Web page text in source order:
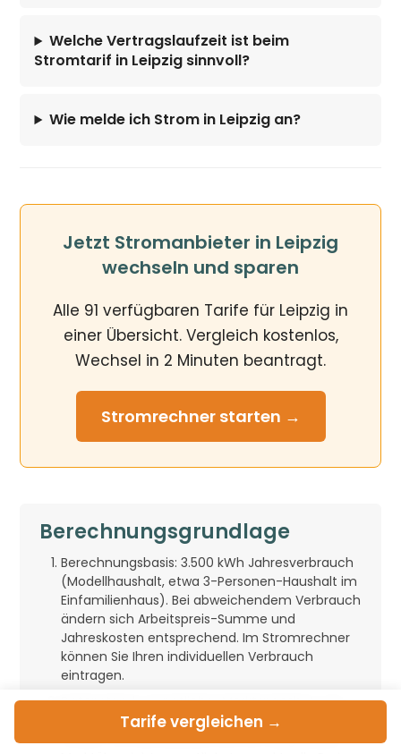
Welche Vertragslaufzeit ist beim
Stromtarif in Leipzig sinnvoll?
Wie melde ich Strom in Leipzig an?
Jetzt Stromanbieter in Leipzig
wechseln und sparen
Alle 91 verfügbaren Tarife für Leipzig in
einer Übersicht. Vergleich kostenlos,
Wechsel in 2 Minuten beantragt.
Stromrechnerstarten →
Berechnungsgrundlage
Berechnungsbasis: 3.500 kWh Jahresverbrauch
(Modellhaushalt, etwa 3-Personen-Haushalt im
Einfamilienhaus). Bei abweichendem Verbrauch
ändern sich Arbeitspreis-Summe und
Jahreskosten entsprechend. Im Stromrechner
können Sie Ihren individuellen Verbrauch
eintragen.
Datenstand: monatlicher Marktsnapshot vom
27. Juli 2026. Stromtarife können sich täglich
ändern. Wir aktualisieren die hier dargestellte
Tarifevergleichen →